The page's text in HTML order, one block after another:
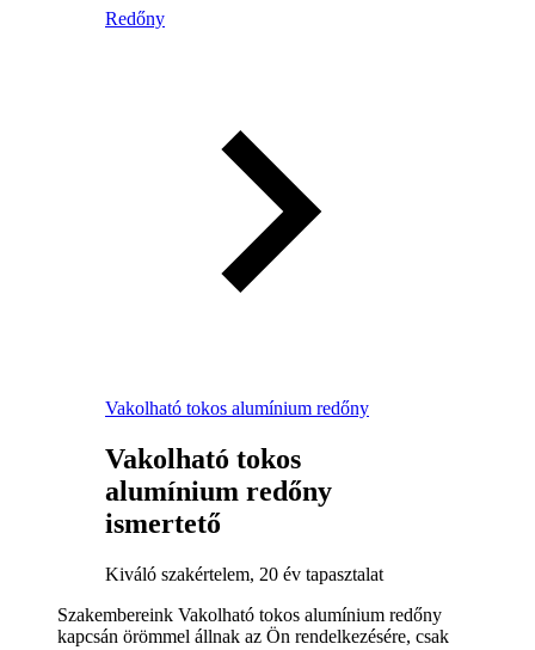
Redőny
Vakolható tokos alumínium redőny
Vakolható tokos
alumínium redőny
ismertető
Kiváló szakértelem, 20 év tapasztalat
Szakembereink Vakolható tokos alumínium redőny
kapcsán örömmel állnak az Ön rendelkezésére, csak